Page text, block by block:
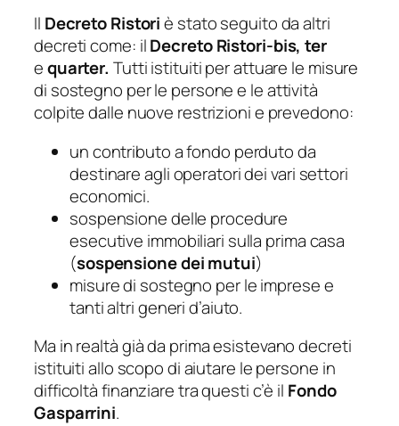
Il Decreto Ristoriè stato seguito da altri
decreti come: ilDecreto Ristori-bis,ter
equarter. Tutti istituiti per attuare le misure
di sostegno per le persone e le attività
colpite dalle nuove restrizioni e prevedono:
un contributo a fondo perduto da
destinare agli operatori dei vari settori
economici.
sospensione delle procedure
esecutive immobiliari sulla prima casa
(sospensione dei mutui)
misure di sostegno per le imprese e
tanti altri generi d’aiuto.
Ma in realtà già da prima esistevano decreti
istituiti allo scopo di aiutare le persone in
difficoltà finanziare tra questi c’è il Fondo
Gasparrini.